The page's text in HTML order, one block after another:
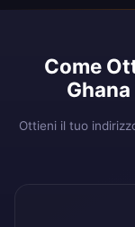
Come
Ottieni il tuo